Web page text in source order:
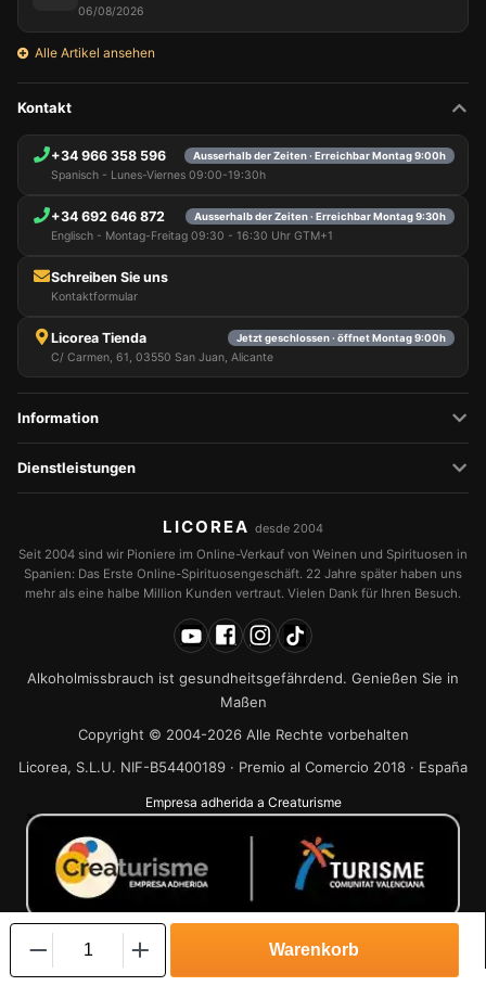
06/08/2026
Alle Artikel ansehen
Kontakt
+34 966 358 596 Ausserhalb der Zeiten · Erreichbar Montag 9:00h
Spanisch - Lunes-Viernes 09:00-19:30h
+34 692 646 872 Ausserhalb der Zeiten · Erreichbar Montag 9:30h
Englisch - Montag-Freitag 09:30 - 16:30 Uhr GTM+1
Schreiben Sie uns
Kontaktformular
Licorea Tienda Jetzt geschlossen · öffnet Montag 9:00h
C/ Carmen, 61, 03550 San Juan, Alicante
Information
Dienstleistungen
LICOREA desde 2004
Seit 2004 sind wir Pioniere im Online-Verkauf von Weinen und Spirituosen in
Spanien: Das Erste Online-Spirituosengeschäft. 22 Jahre später haben uns
mehr als eine halbe Million Kunden vertraut. Vielen Dank für Ihren Besuch.
Alkoholmissbrauch ist gesundheitsgefährdend. Genießen Sie in
Maßen
Copyright © 2004-2026 Alle Rechte vorbehalten
Licorea, S.L.U. NIF-B54400189 · Premio al Comercio 2018 · España
Empresa adherida a Creaturisme